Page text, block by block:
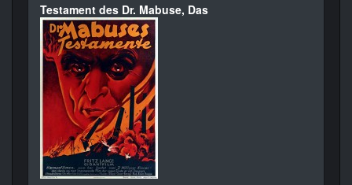
Testament des Dr. Mabuse, Das